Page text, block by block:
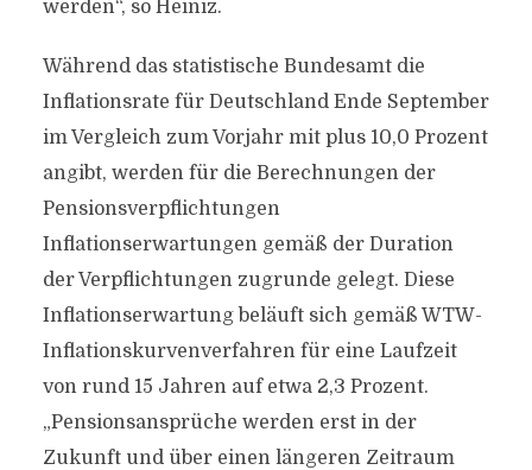
werden“, so Heiniz.
Während das statistische Bundesamt die
Inflationsrate für Deutschland Ende September
im Vergleich zum Vorjahr mit plus 10,0 Prozent
angibt, werden für die Berechnungen der
Pensionsverpflichtungen
Inflationserwartungen gemäß der Duration
der Verpflichtungen zugrunde gelegt. Diese
Inflationserwartung beläuft sich gemäß WTW-
Inflationskurvenverfahren für eine Laufzeit
von rund 15 Jahren auf etwa 2,3 Prozent.
„Pensionsansprüche werden erst in der
Zukunft und über einen längeren Zeitraum